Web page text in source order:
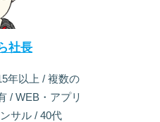
社長
年以上 / 複数の
/ WEB・アプリ
サル / 40代